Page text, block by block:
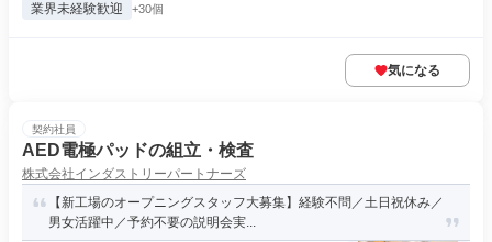
業界未経験歓迎 +30個
気になる
契約社員
AED電極パッドの組立・検査
株式会社インダストリーパートナーズ
【新工場のオープニングスタッフ大募集】経験不問／土日祝休み／
男女活躍中／予約不要の説明会実...